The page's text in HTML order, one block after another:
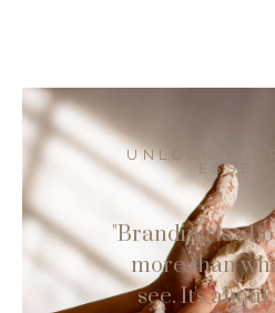
UNLOCK
"Branding is
more than
see. It's